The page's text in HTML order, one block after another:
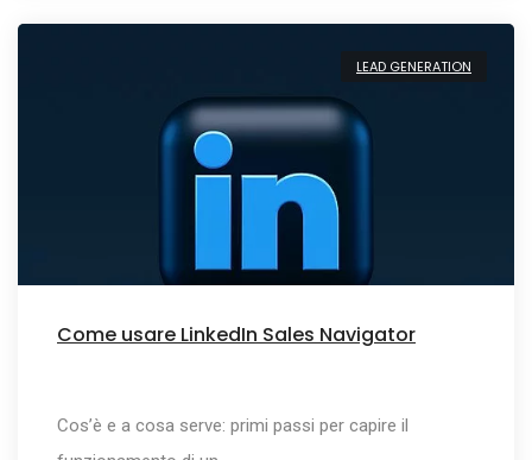
LEAD GENERATION
Come usare LinkedIn Sales Navigator
Cos’è e a cosa serve: primi passi per capire il